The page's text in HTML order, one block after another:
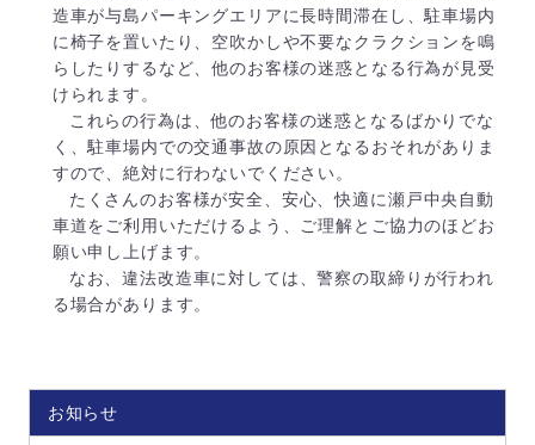
造車が与島パーキングエリアに長時間滞在し、駐⾞場内
に椅子を置いたり、空吹かしや不要なクラクションを鳴
らしたりするなど、他のお客様の迷惑となる行為が見受
けられます。
これらの行為は、他のお客様の迷惑となるばかりでな
く、駐車場内での交通事故の原因となるおそれがありま
すので、絶対に行わないでください。
たくさんのお客様が安全、安心、快適に瀬戸中央自動
車道をご利⽤いただけるよう、ご理解とご協⼒のほどお
願い申し上げます。
なお、違法改造⾞に対しては、警察の取締りが行われ
る場合があります。
お知らせ